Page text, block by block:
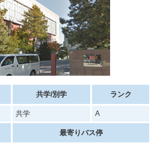
共学/別学 ランク
共学 A
最寄りバス停